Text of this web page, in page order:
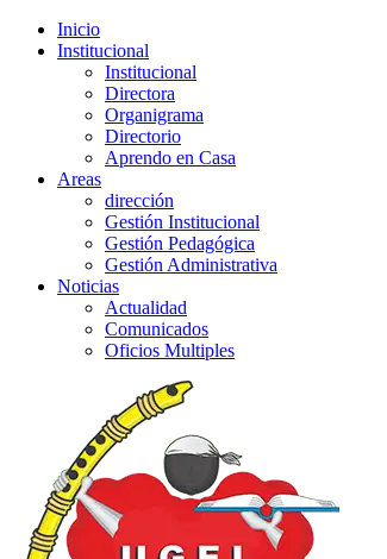
Inicio
Institucional
Institucional
Directora
Organigrama
Directorio
Aprendo en Casa
Areas
dirección
Gestión Institucional
Gestión Pedagógica
Gestión Administrativa
Noticias
Actualidad
Comunicados
Oficios Multiples